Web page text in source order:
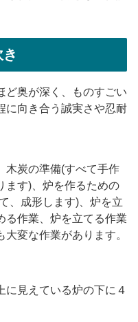
ど奥が深く、ものすごい
に向き合う誠実さや忍耐
木炭の準備(すべて手作
ます)、炉を作るための
、成形します)、炉を立
る作業、炉を立てる作業
変な作業があります。
に見えている炉の下に４